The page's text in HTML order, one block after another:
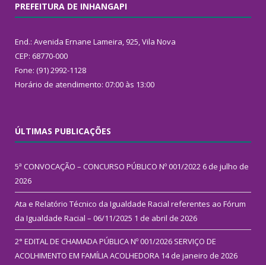
PREFEITURA DE INHANGAPI
End.: Avenida Ernane Lameira, 925, Vila Nova
CEP: 68770-000
Fone: (91) 2992-1128
Horário de atendimento: 07:00 às 13:00
ÚLTIMAS PUBLICAÇÕES
5ª CONVOCAÇÃO – CONCURSO PÚBLICO Nº 001/2022 6 de julho de
2026
Ata e Relatório Técnico da Igualdade Racial referentes ao Fórum
da Igualdade Racial – 06/11/2025 1 de abril de 2026
2° EDITAL DE CHAMADA PÚBLICA Nº 001/2026 SERVIÇO DE
ACOLHIMENTO EM FAMÍLIA ACOLHEDORA 14 de janeiro de 2026